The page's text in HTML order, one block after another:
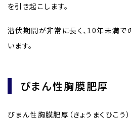
を引き起こします。
潜伏期間が非常に長く、10年未満で
います。
びまん性胸膜肥厚
びまん性胸膜肥厚（きょうまくひこう